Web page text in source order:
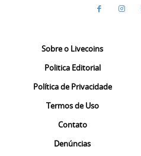
Sobre o Livecoins
Politica Editorial
Política de Privacidade
Termos de Uso
Contato
Denúncias